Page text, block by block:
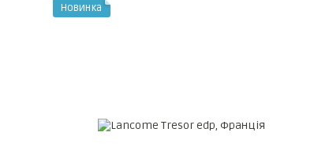
Новинка